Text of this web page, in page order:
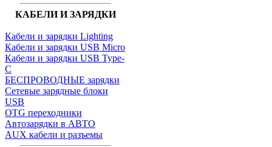
КАБЕЛИ И ЗАРЯДКИ
Кабели и зарядки Lighting
Кабели и зарядки USB Micro
Кабели и зарядки USB Type-
C
БЕСПРОВОДНЫЕ зарядки
Сетевые зарядные блоки
USB
OTG переходники
Автозарядки в АВТО
AUX кабели и разъемы